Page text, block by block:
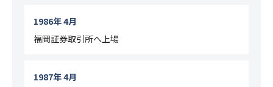
1986年 4月
福岡証券取引所へ上場
1987年 4月